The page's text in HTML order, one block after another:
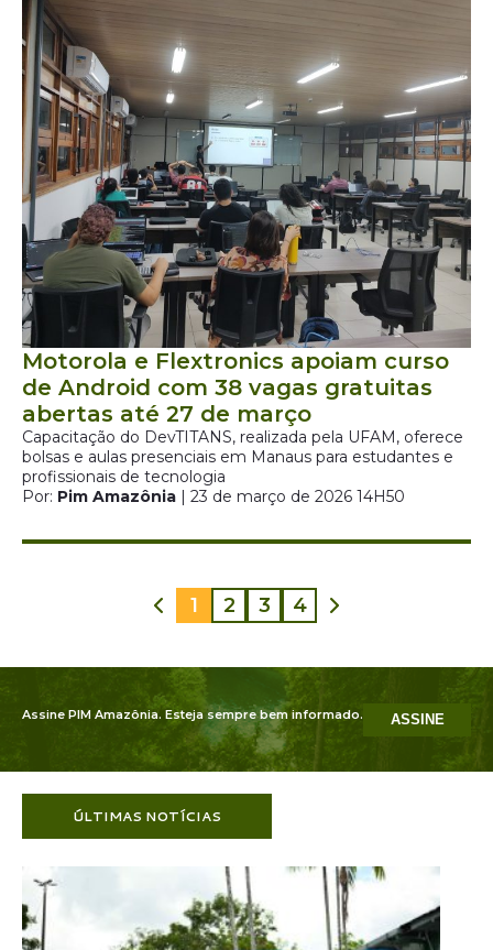
Motorola e Flextronics apoiam curso
de Android com 38 vagas gratuitas
abertas até 27 de março
Capacitação do DevTITANS, realizada pela UFAM, oferece
bolsas e aulas presenciais em Manaus para estudantes e
profissionais de tecnologia
Por: Pim Amazônia | 23 de março de 2026 14H50
1 2 3 4
Assine PIM Amazônia. Esteja sempre bem informado. ASSINE
ÚLTIMAS NOTÍCIAS